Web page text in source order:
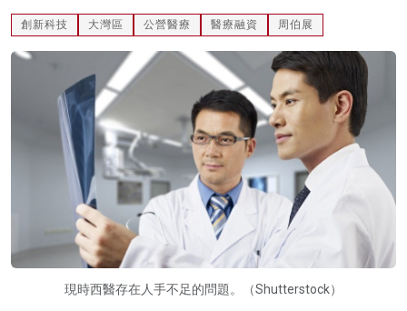
創新科技 大灣區 公營醫療 醫療融資 周伯展
現時西醫存在人手不足的問題。（Shutterstock）